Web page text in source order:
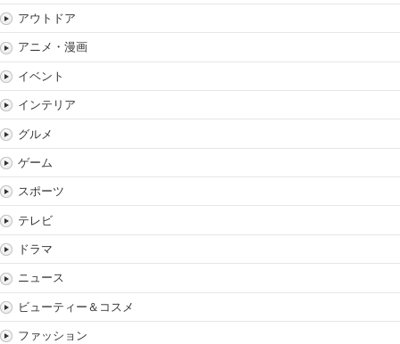
アウトドア
アニメ・漫画
イベント
インテリア
グルメ
ゲーム
スポーツ
テレビ
ドラマ
ニュース
ビューティー＆コスメ
ファッション